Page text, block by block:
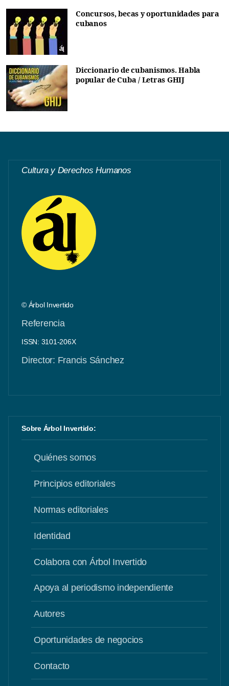
Concursos, becas y oportunidades para
cubanos
Diccionario de cubanismos. Habla
popular de Cuba / Letras GHIJ
Cultura y Derechos Humanos
© Árbol Invertido
Referencia
ISSN: 3101-206X
Director: Francis Sánchez
Sobre Árbol Invertido:
Quiénes somos
Principios editoriales
Normas editoriales
Identidad
Colabora con Árbol Invertido
Apoya al periodismo independiente
Autores
Oportunidades de negocios
Contacto